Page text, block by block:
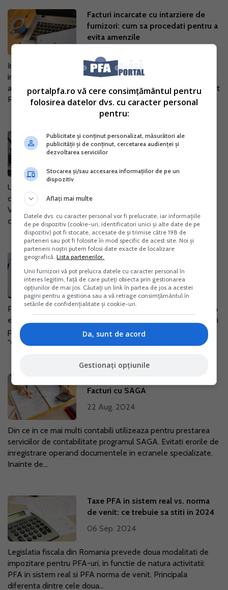
Facturi incarcate cu intarziere de
furnizori: cum sa procedati pentru a
evita amenzile
In contextul sistemului de facturare electronica, intarzierea
in incarcarea facturilor de catre furnizori creaza riscuri pentru
ambii parteneri, inclusiv in legatura cu decontul precompletat
RO e-TVA....
Factura emisa cu o data gresita,
transmisa deja destinatarului: care
07 Aug. 2024
Urmatorul studiu de caz analizeaza situatia in care o
companie a emis si a transmis o factura cu o data gresita.
Veti afla de la specialistul nostru care este procedura de
corectare in conformitate...
Factura platita, dar neprimita in RO
e-Factura: Atentie la deducerea
TVA!
25 Iul. 2024
Plata facturii nu este conditionate de transmiterea facturii in
e-Factura. Pana la data de 01.07.2024 au circulat atat facturi
pe suport de hartie, cat si in format electronic. Intrebare:
"O...
Facturi cu SAGA
22 Aug. 2024
Din ce in ce mai multi contabili utilizeaza pentru prestarea
serviciilor de contabilitate programul SAGA. Evitati erorile de
inregistrare operand documentele in ecranele specializate.
Inainte de...
Taxe PFA in sistem real vs. norma
de venit: ce trebuie sa stiti in 2024
06 Sep. 2024
Legislatia fiscala din Romania prevede doua modalitati de
impozitare pentru PFA-uri, in functie de natura activitatii:
PFA in sistem real si PFA norma de venit. Principala
diferenta dintre cele doua...
portalpfa.ro vă cere consimțământul pentru
folosirea datelor dvs. cu caracter personal
pentru:
Publicitate și conținut personalizat, măsurători ale
publicității și de conținut, cercetarea audienței și
dezvoltarea serviciilor
Stocarea și/sau accesarea informațiilor de pe un
dispozitiv
Aflați mai multe
Datele dvs. cu caracter personal vor fi prelucrate, iar informațiile
de pe dispozitiv (cookie-uri, identificatori unici și alte date de pe
dispozitiv) pot fi stocate, accesate de și trimise către 198 de
parteneri sau pot fi folosite în mod specific de acest site. Noi și
partenerii noștri putem folosi date exacte de localizare
geografică.Lista partenerilor.
Unii furnizori vă pot prelucra datele cu caracter personal în
interes legitim, față de care puteți obiecta prin gestionarea
opțiunilor de mai jos. Căutați un link în partea de jos a acestei
pagini pentru a gestiona sau a vă retrage consimțământul în
setările de confidențialitate și cookie-uri.
Da, sunt de acord
Gestionați opțiunile